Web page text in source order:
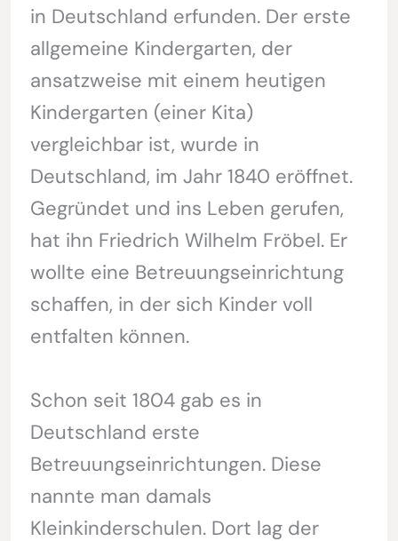
in Deutschland erfunden. Der erste
allgemeine Kindergarten, der
ansatzweise mit einem heutigen
Kindergarten (einer Kita)
vergleichbar ist, wurde in
Deutschland, im Jahr 1840 eröffnet.
Gegründet und ins Leben gerufen,
hat ihn Friedrich Wilhelm Fröbel. Er
wollte eine Betreuungseinrichtung
schaffen, in der sich Kinder voll
entfalten können.
Schon seit 1804 gab es in
Deutschland erste
Betreuungseinrichtungen. Diese
nannte man damals
Kleinkinderschulen. Dort lag der